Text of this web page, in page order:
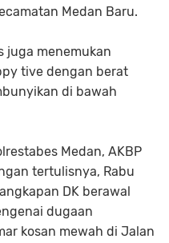
Medan Baru.
juga menemukan
tive dengan berat
di bawah
Medan, AKBP
tertulisnya, Rabu
DK berawal
dugaan
kosan mewah di Jalan